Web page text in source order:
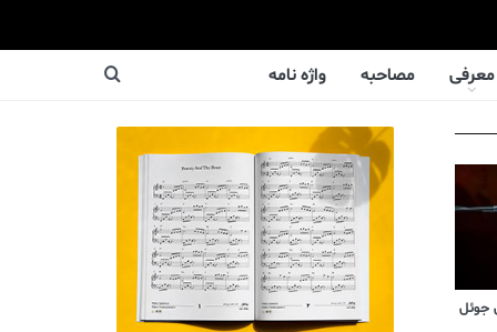
معرفی مصاحبه واژه نامه
جوئل